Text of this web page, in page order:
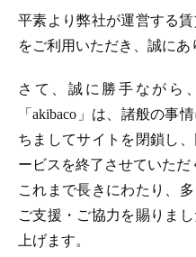
平素より弊社が運営する賃
をご利用いただき、誠にあ
さて、誠に勝手ながら
「akibaco」は、諸般の事
ちましてサイトを閉鎖し
ービスを終了させていただ
これまで長きにわたり、
ご支援・ご協力を賜りま
上げます。